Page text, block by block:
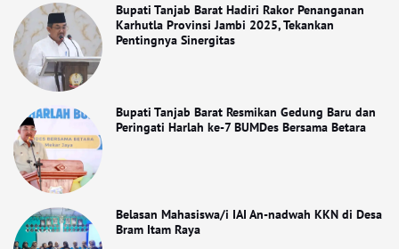
Bupati Tanjab Barat Hadiri Rakor Penanganan
Karhutla Provinsi Jambi 2025, Tekankan
Pentingnya Sinergitas
Bupati Tanjab Barat Resmikan Gedung Baru dan
Peringati Harlah ke-7 BUMDes Bersama Betara
Belasan Mahasiswa/i IAI An-nadwah KKN di Desa
Bram Itam Raya